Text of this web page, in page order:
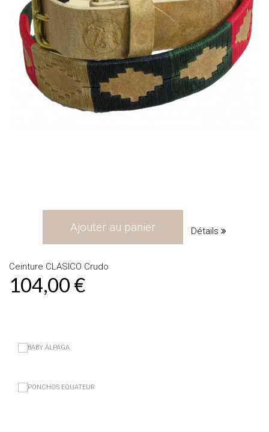
Ajouter au panier Détails
Ceinture CLASICO Crudo
104,00 €